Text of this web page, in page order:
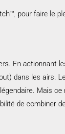
pour faire le
En actionnant
dans les airs.
Mais ce
de combiner